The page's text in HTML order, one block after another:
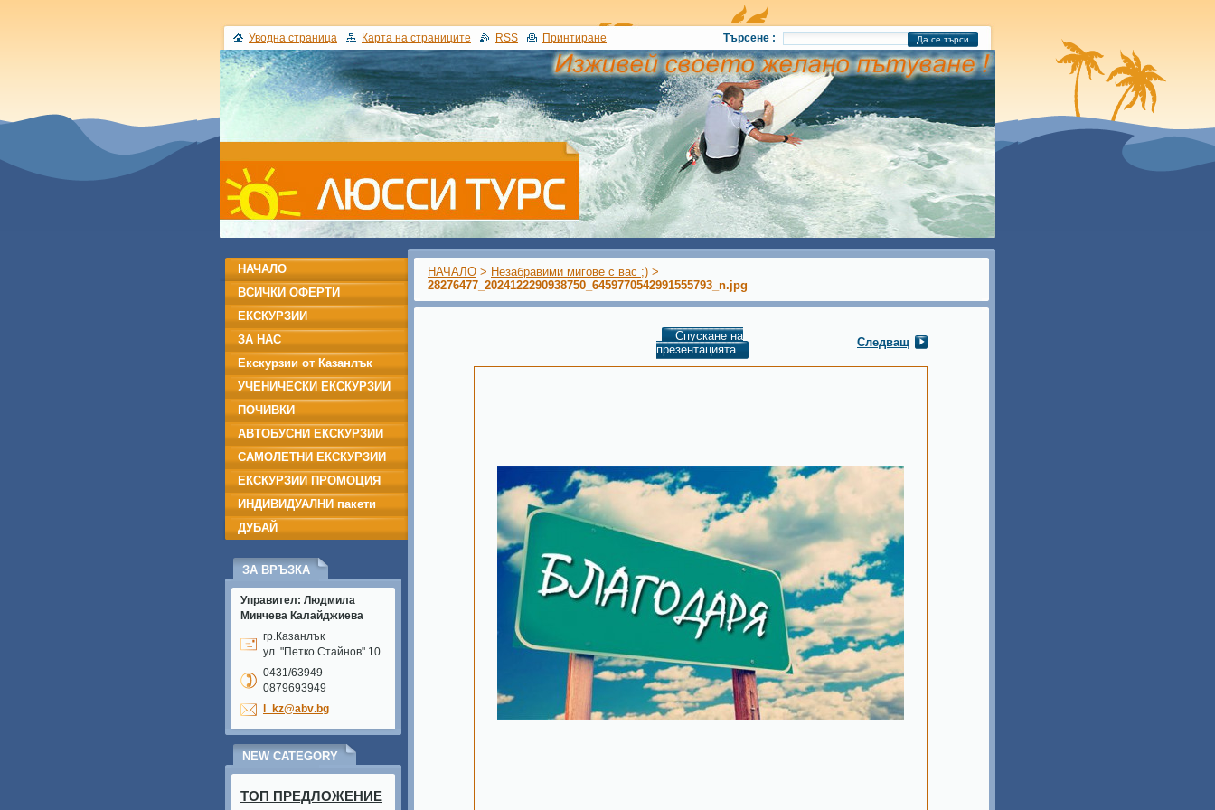
НАЧАЛО > Незабравими мигове с вас ;) >
28276477_2024122290938750_6459770542991555793_n.jpg
Спускане на
презентацията.
Следващ
НАЧАЛО
ВСИЧКИ ОФЕРТИ
ЕКСКУРЗИИ
ЗА НАС
Екскурзии от Казанлък
УЧЕНИЧЕСКИ ЕКСКУРЗИИ
ПОЧИВКИ
АВТОБУСНИ ЕКСКУРЗИИ
САМОЛЕТНИ ЕКСКУРЗИИ
ЕКСКУРЗИИ ПРОМОЦИЯ
ИНДИВИДУАЛНИ пакети
ДУБАЙ
ЗА ВРЪЗКА
Управител: Людмила
Минчева Калайджиева
гр.Казанлък
ул. "Петко Стайнов" 10
0431/63949
0879693949
l_kz@abv.bg
NEW CATEGORY
ТОП ПРЕДЛОЖЕНИЕ
Уводна страница Карта на страниците RSS Принтиране Търсене : Да се търси